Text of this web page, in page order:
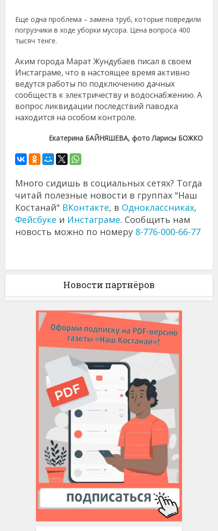
Еще одна проблема – замена труб, которые повредили
погрузчики в ходе уборки мусора. Цена вопроса 400
тысяч тенге.
Аким города Марат Жундубаев писал в своем
Инстаграме, что в настоящее время активно
ведутся работы по подключению дачных
сообществ к электричеству и водоснабжению. А
вопрос ликвидации последствий паводка
находится на особом контроле.
Екатерина БАЙНЯШЕВА, фото Ларисы БОЖКО
Много сидишь в социальных сетях? Тогда
читай полезные новости в группах "Наш
Костанай" ВКонтакте, в Одноклассниках,
Фейсбуке и Инстаграме. Сообщить нам
новость можно по номеру 8-776-000-66-77
Новости партнёров